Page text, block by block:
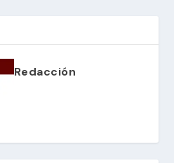
Redacción